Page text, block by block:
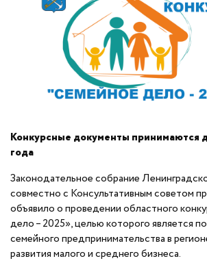
Конкурсные документы принимаются
года
Законодательное собрание
совместно с Консультативным советом
объявило о проведении областного
дело – 2025», целью которого является
семейного предпринимательства в
развития малого и среднего бизнеса.